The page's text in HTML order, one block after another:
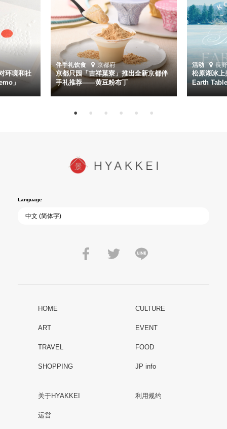
环境和社
」
伴手礼饮食 京都府
京都只园「吉祥菓寮」推出全新京都伴
手礼推荐——黄豆粉布丁
活动 長
松原湖冰
Earth
Language
HOME CULTURE
ART EVENT
TRAVEL FOOD
SHOPPING JP info
关于HYAKKEI 利用规约
运営